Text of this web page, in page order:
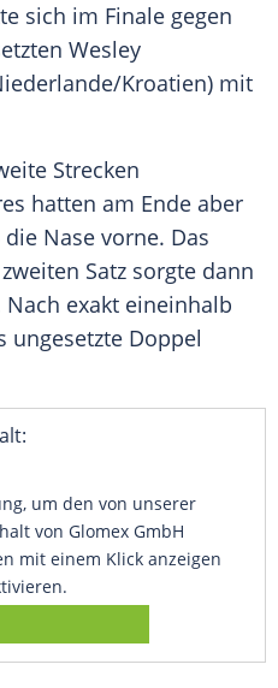
sich im Finale gegen
Wesley
/Kroatien) mit
Strecken
hatten am Ende aber
Nase vorne. Das
Satz sorgte dann
exakt eineinhalb
ungesetzte Doppel
um den von unserer
von Glomex GmbH
mit einem Klick anzeigen